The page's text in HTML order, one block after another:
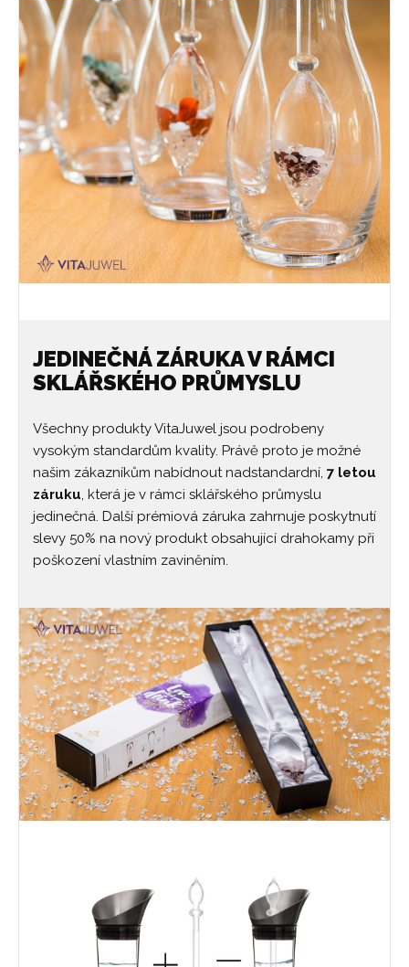
JEDINEČNÁ ZÁRUKA V RÁMCI
SKLÁŘSKÉHO PRŮMYSLU
Všechny produkty VitaJuwel jsou podrobeny
vysokým standardům kvality. Právě proto je možné
našim zákazníkům nabídnout nadstandardní, 7 letou
záruku , která je v rámci sklářského průmyslu
jedinečná. Další prémiová záruka zahrnuje poskytnutí
slevy 50% na nový produkt obsahující drahokamy při
poškození vlastním zaviněním.